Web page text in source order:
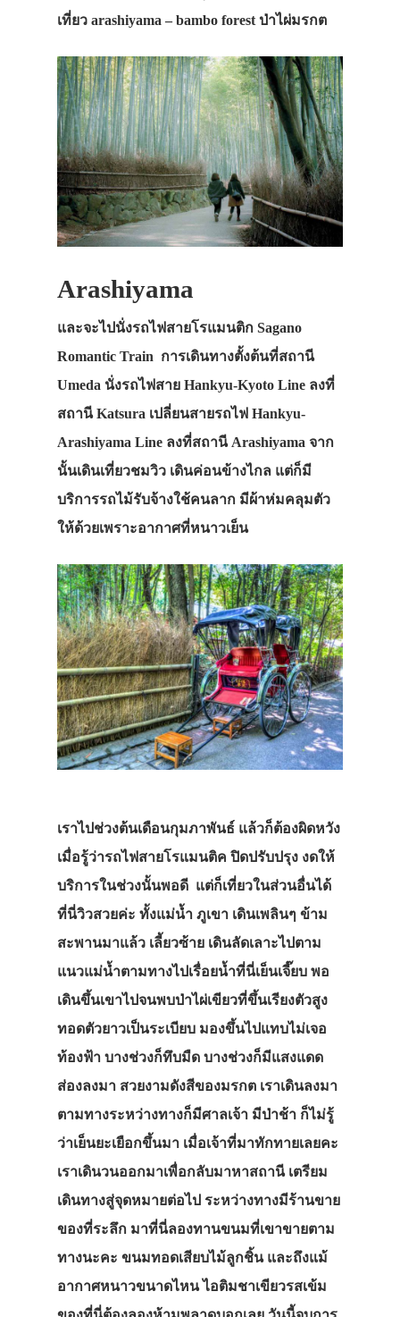
เที่ยว arashiyama – bambo forest ป่าไผ่มรกต
Arashiyama
และจะไปนั่งรถไฟสายโรแมนติก Sagano
Romantic Train การเดินทางตั้งต้นที่สถานี
Umeda นั่งรถไฟสาย Hankyu-Kyoto Line ลงที่
สถานี Katsura เปลี่ยนสายรถไฟ Hankyu-
Arashiyama Line ลงที่สถานี Arashiyama จาก
นั้นเดินเที่ยวชมวิว เดินค่อนข้างไกล แต่ก็มี
บริการรถไม้รับจ้างใช้คนลาก มีผ้าห่มคลุมตัว
ให้ด้วยเพราะอากาศที่หนาวเย็น
เราไปช่วงต้นเดือนกุมภาพันธ์ แล้วก็ต้องผิดหวัง
เมื่อรู้ว่ารถไฟสายโรแมนติค ปิดปรับปรุง งดให้
บริการในช่วงนั้นพอดี แต่ก็เที่ยวในส่วนอื่นได้
ที่นี่วิวสวยค่ะ ทั้งแม่น้ำ ภูเขา เดินเพลินๆ ข้าม
สะพานมาแล้ว เลี้ยวซ้าย เดินลัดเลาะไปตาม
แนวแม่น้ำตามทางไปเรื่อยน้ำที่นี่เย็นเจี๊ยบ พอ
เดินขึ้นเขาไปจนพบป่าไผ่เขียวที่ขึ้นเรียงตัวสูง
ทอดตัวยาวเป็นระเบียบ มองขึ้นไปแทบไม่เจอ
ท้องฟ้า บางช่วงก็ทึบมืด บางช่วงก็มีแสงแดด
ส่องลงมา สวยงามดังสีของมรกต เราเดินลงมา
ตามทางระหว่างทางก็มีศาลเจ้า มีป่าช้า ก็ไม่รู้
ว่าเย็นยะเยือกขึ้นมา เมื่อเจ้าที่มาทักทายเลยคะ
เราเดินวนออกมาเพื่อกลับมาหาสถานี เตรียม
เดินทางสู่จุดหมายต่อไป ระหว่างทางมีร้านขาย
ของที่ระลึก มาที่นี่ลองทานขนมที่เขาขายตาม
ทางนะคะ ขนมทอดเสียบไม้ลูกชิ้น และถึงแม้
อากาศหนาวขนาดไหน ไอติมชาเขียวรสเข้ม